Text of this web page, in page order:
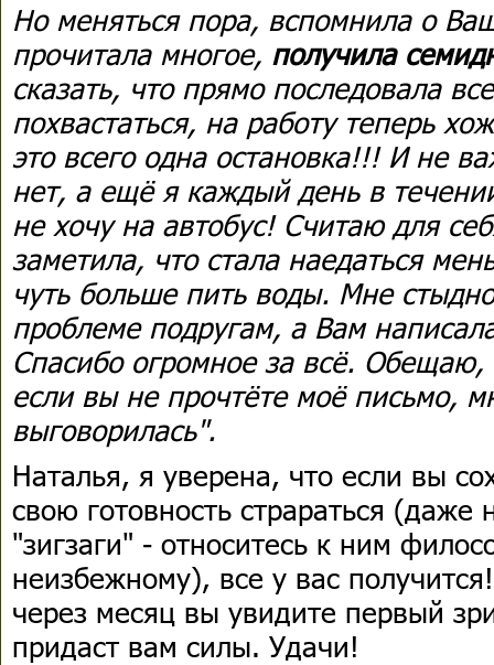
Но меняться пора, вспомнила о
прочитала многое, получила
сказать, что прямо последовала
похвастаться, на работу теперь
это всего одна остановка!!! И не
нет, а ещё я каждый день в
не хочу на автобус! Считаю для
заметила, что стала наедаться
чуть больше пить воды. Мне
проблеме подругам, а Вам
Спасибо огромное за всё. Обещаю,
если вы не прочтёте моё письмо,
выговорилась".
Наталья, я уверена, что если вы
свою готовность страраться
"зигзаги" - относитесь к ним
неизбежному), все у вас
через месяц вы увидите первый
придаст вам силы. Удачи!